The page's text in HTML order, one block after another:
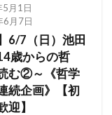
月1日
6月7日
6/7（日）池田
歳からの哲
む②～《哲学
続企画》【初
迎】